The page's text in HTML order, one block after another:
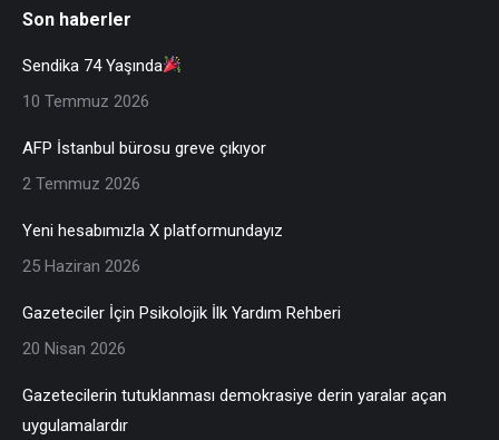
Son haberler
Sendika 74 Yaşında
10 Temmuz 2026
AFP İstanbul bürosu greve çıkıyor
2 Temmuz 2026
Yeni hesabımızla X platformundayız
25 Haziran 2026
Gazeteciler İçin Psikolojik İlk Yardım Rehberi
20 Nisan 2026
Gazetecilerin tutuklanması demokrasiye derin yaralar açan
uygulamalardır